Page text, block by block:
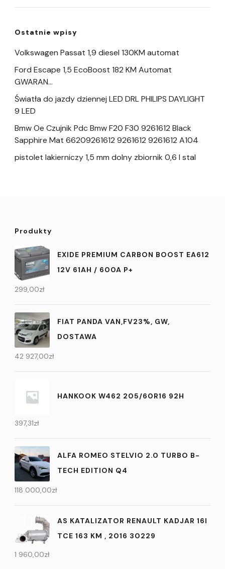
Ostatnie wpisy
Volkswagen Passat 1,9 diesel 130KM automat
Ford Escape 1,5 EcoBoost 182 KM Automat
GWARAN…
Światła do jazdy dziennej LED DRL PHILIPS DAYLIGHT
9 LED
Bmw Oe Czujnik Pdc Bmw F20 F30 9261612 Black
Sapphire Mat 66209261612 9261612 9261612 A104
pistolet lakierniczy 1,5 mm dolny zbiornik 0,6 l stal
Produkty
EXIDE PREMIUM CARBON BOOST EA612
12V 61AH / 600A P+
299,00zł
FIAT PANDA VAN,FV23%, GW,
DOSTAWA
42 927,00zł
HANKOOK W462 205/60R16 92H
397,31zł
ALFA ROMEO STELVIO 2.0 TURBO B-
TECH EDITION Q4
118 000,00zł
AS KATALIZATOR RENAULT KADJAR 16I
TCE 163 KM , 2016 30229
1 960,00zł